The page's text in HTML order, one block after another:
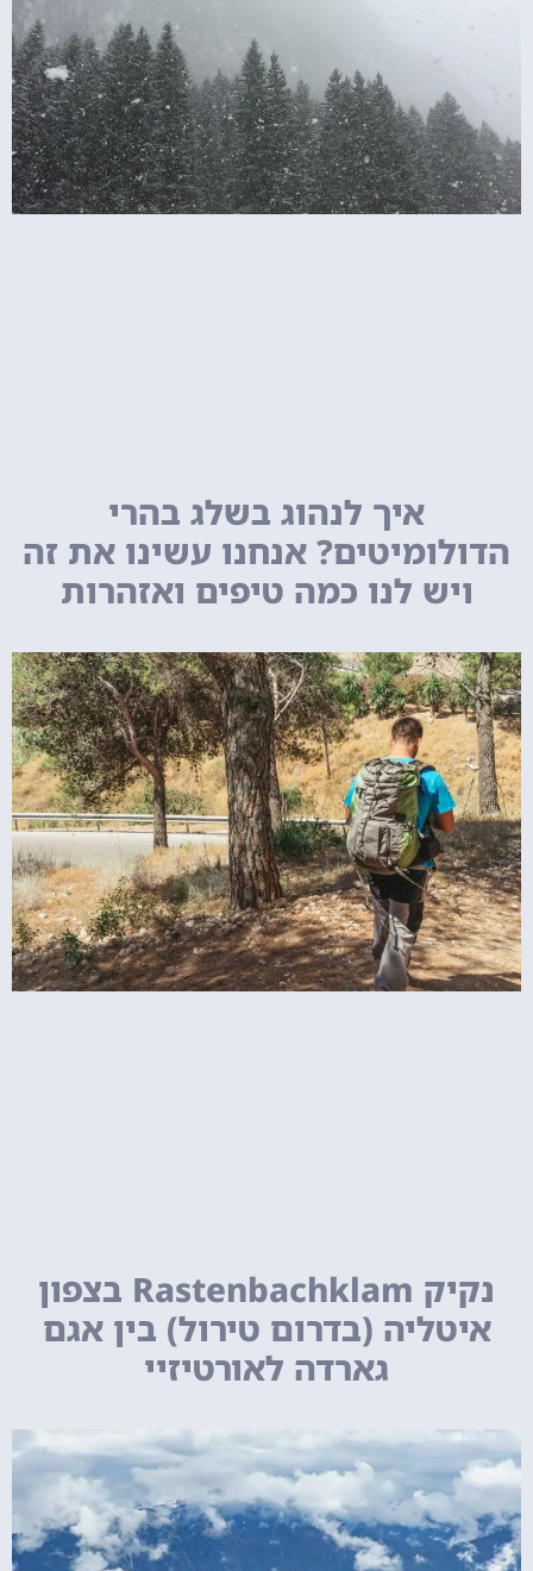
איך לנהוג בשלג בהרי
הדולומיטים? אנחנו עשינו את זה
ויש לנו כמה טיפים ואזהרות
נקיק Rastenbachklam בצפון
איטליה (בדרום טירול) בין אגם
גארדה לאורטיזיי